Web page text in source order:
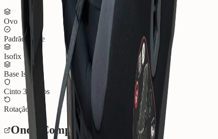
Ovo
Padrão i-Size
Isofix
Base Isofix
Cinto 3 Pontos
Rotação
Onde Comprar